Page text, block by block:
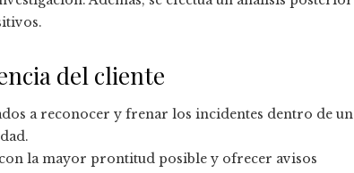
del cliente
a reconocer y frenar los incidentes dentro de un
la mayor prontitud posible y ofrecer avisos